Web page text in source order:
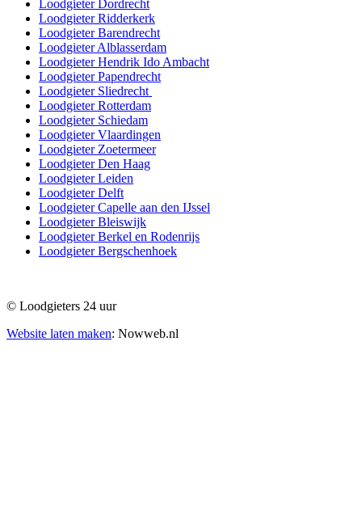
Loodgieter Dordrecht
Loodgieter Ridderkerk
Loodgieter Barendrecht
Loodgieter Alblasserdam
Loodgieter Hendrik Ido Ambacht
Loodgieter Papendrecht
Loodgieter Sliedrecht
Loodgieter Rotterdam
Loodgieter Schiedam
Loodgieter Vlaardingen
Loodgieter Zoetermeer
Loodgieter Den Haag
Loodgieter Leiden
Loodgieter Delft
Loodgieter Capelle aan den IJssel
Loodgieter Bleiswijk
Loodgieter Berkel en Rodenrijs
Loodgieter Bergschenhoek
© Loodgieters 24 uur
Website laten maken: Nowweb.nl